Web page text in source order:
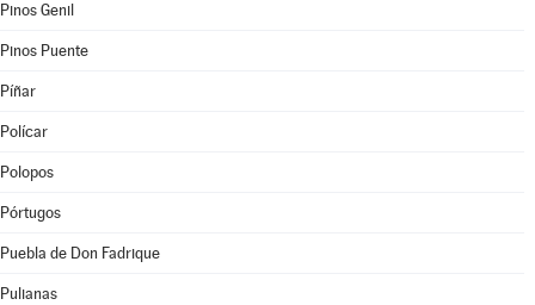
Pinos Genil
Pinos Puente
Píñar
Polícar
Polopos
Pórtugos
Puebla de Don Fadrique
Pulianas